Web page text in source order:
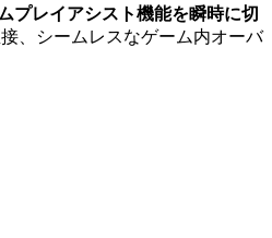
プレイアシスト機能を瞬時に切
、シームレスなゲーム内オーバ